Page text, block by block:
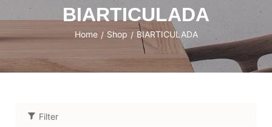
BIARTICULADA
Home / Shop / BIARTICULADA
Filter